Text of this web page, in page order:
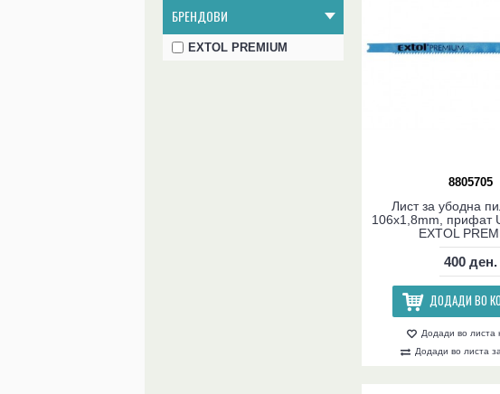
БРЕНДОВИ
EXTOL PREMIUM
8805705
Лист за убодна
106x1,8mm, прифат
EXTOL
400 ден.
ДОДАДИ ВО
Додади во листа
Додади во листа